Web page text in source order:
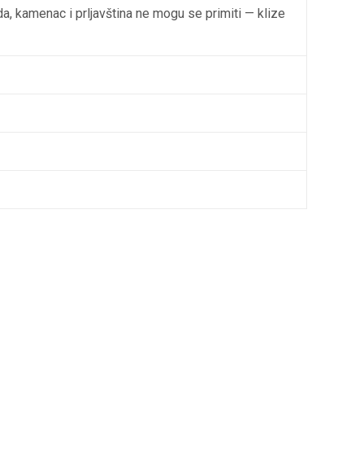
kamenac i prljavština ne mogu se primiti — klize